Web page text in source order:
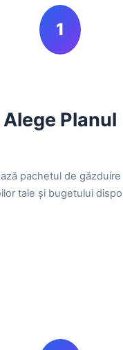
1
Alege Planul
pachetul de
tale și bugetului